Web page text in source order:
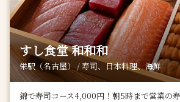
すし食堂 和和和
栄駅（名古屋） / 寿司、日本料理、海鮮
錦で寿司コース4,000円！朝5時まで営業の